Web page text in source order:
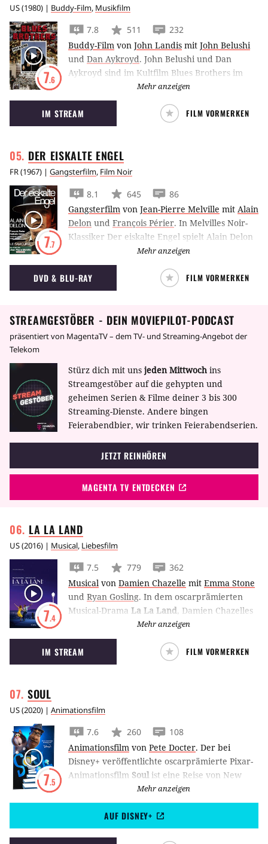
US(1980) | Buddy-Film, Musikfilm
7.6
7.8 511
232
Buddy-Film von John Landis mit John Belushi
und Dan Aykroyd. John Belushi und Dan
Aykroyd sind im Kultfilm Blues Brothers im
Auftrag des Herrn unterwegs.
Mehr anzeigen
IM STREAM FILM VORMERKEN
DER EISKALTE ENGEL
FR(1967) | Gangsterfilm, Film Noir
7.7
8.1 645
86
Gangsterfilm von Jean-Pierre Melville mit Alain
Delon und François Périer. In Melvilles Noir-
Klassiker Der eiskalte Engel spielt Alain Delon
einen Profikiller, der scheinbar durch nichts
aus der Ruhe gebracht werden kann. Doch
dann gibt es bei einem Job eine ungewollte
Zeugin.
Mehr anzeigen
DVD & BLU-RAY FILM VORMERKEN
STREAMGESTÖBER - DEIN MOVIEPILOT-PODCAST
präsentiert von MagentaTV – dem TV- und Streaming-Angebot der
Telekom
Stürz dich mit uns jeden Mittwoch ins
Streamgestöber auf die gehypten und
geheimen Serien & Filme deiner 3 bis 300
Streaming-Dienste. Andere bingen
Feierabendbier, wir trinken Feierabendserien.
JETZT REINHÖREN
MAGENTA TV ENTDECKEN
LA LA LAND
US(2016) | Musical, Liebesfilm
7.4
7.5 779
362
Musical von Damien Chazelle mit Emma Stone
und Ryan Gosling. In dem oscarprämierten
Musical-Drama La La Land, Damien Chazelles
drittem Spielfilm, versuchen Emma Stone und
Ryan Gosling als zwei aufstrebende Künstler
ihre Karrieren und ihre Beziehung
zueinander im harschen Showbusiness von
Mehr anzeigen
IM STREAM FILM VORMERKEN
SOUL
US(2020) | Animationsfilm
7.5
7.6 260
108
Animationsfilm von Pete Docter. Der bei
Disney+ veröffentlichte oscarprämierte Pixar-
Animationsfilm Soul ist eine Reise von New
York bis in kosmische Sphären und schickt
zwei Seelen auf die Suche nach dem Sinn des
Mehr anzeigen
AUF DISNEY+